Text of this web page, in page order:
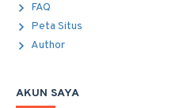
FAQ
Peta Situs
Author
AKUN SAYA